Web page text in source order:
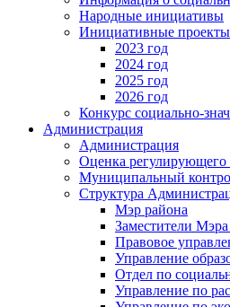
Народные инициативы
Инициативные проекты
2023 год
2024 год
2025 год
2026 год
Конкурс социально-
Администрация
Администрация
Оценка регулирующего
Муниципальный
Структура
Мэр района
Заместители
Правовое
Управление
Отдел по
Управление по